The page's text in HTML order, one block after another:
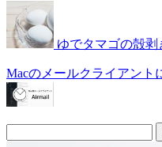
ゆでタマゴの殻
Macのメールクライアント